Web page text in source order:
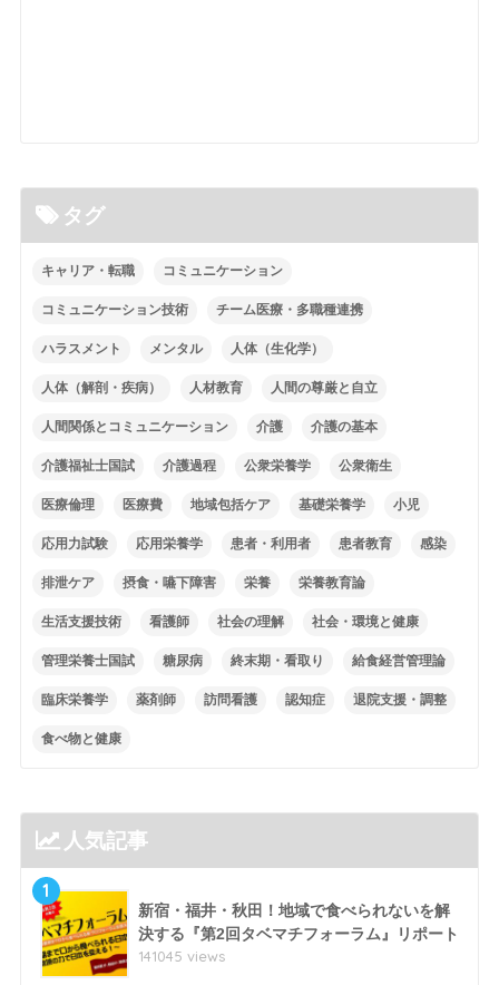
タグ
キャリア・転職 コミュニケーション
コミュニケーション技術 チーム医療・多職種連携
ハラスメント メンタル 人体（生化学）
人体（解剖・疾病） 人材教育 人間の尊厳と自立
人間関係とコミュニケーション 介護 介護の基本
介護福祉士国試 介護過程 公衆栄養学 公衆衛生
医療倫理 医療費 地域包括ケア 基礎栄養学 小児
応用力試験 応用栄養学 患者・利用者 患者教育 感染
排泄ケア 摂食・嚥下障害 栄養 栄養教育論
生活支援技術 看護師 社会の理解 社会・環境と健康
管理栄養士国試 糖尿病 終末期・看取り 給食経営管理論
臨床栄養学 薬剤師 訪問看護 認知症 退院支援・調整
食べ物と健康
人気記事
1
新宿・福井・秋田！地域で食べられないを解
決する『第2回タベマチフォーラム』リポート
141045 views